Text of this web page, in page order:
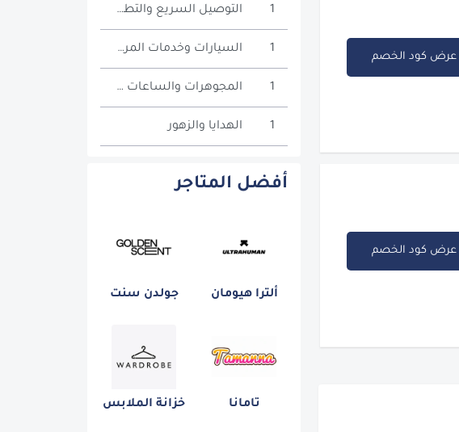
عرض كود الخصم
عرض كود الخصم
التوصيل السريع والتطبيقات 1
السيارات وخدمات المركبات 1
المجوهرات والساعات والإكسسوارات 1
الهدايا والزهور 1
أفضل المتاجر
ألترا هيومان جولدن سنت
تامانا خزانة الملابس